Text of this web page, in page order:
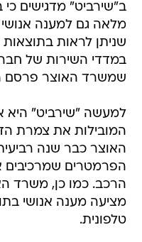
ב"שירביט" מדגישים
מלאה גם למענה אנושי
שניתן לראות
שמשרד האוצר פרסם
למעשה "שירביט" היא
המובילות את צמרת
האוצר כבר שנה
הפרמטרים שמרכיבים
הרכב. כמו כן, משרד
מציעה מענה אנושי
טלפונית.